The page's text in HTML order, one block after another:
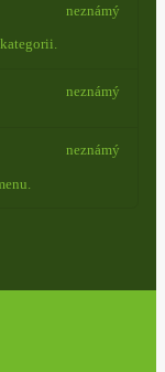
neznámý
neznámý
neznámý